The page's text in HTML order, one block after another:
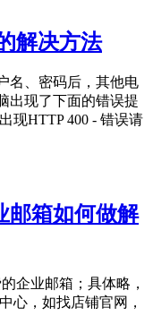
解决方法
名、密码后，其他电
出现了下面的错误提
现HTTP 400 - 错误请
邮箱如何做解
企业邮箱；具体略，
心，如找店铺官网，